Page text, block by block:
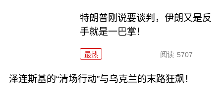
特朗普刚说要谈判，伊朗又是反
手就是一巴掌！
最热 阅读 5707
泽连斯基的“清场行动”与乌克兰的末路狂飙！